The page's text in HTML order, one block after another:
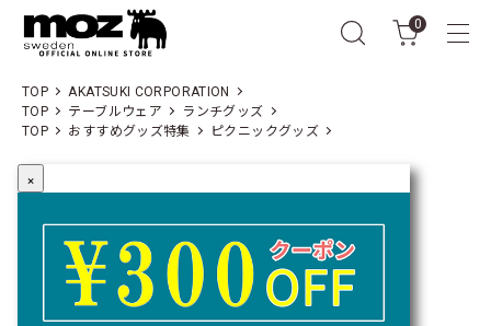
0
TOP
AKATSUKI CORPORATION
TOP
テーブルウェア
ランチグッズ
TOP
おすすめグッズ特集 ピクニックグッズ
×